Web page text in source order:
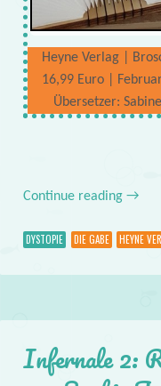
Heyne Verlag |
16,99 Euro |
Übersetzer:
Continue reading →
DYSTOPIE DIE GABE HEYNE
Infernale 2: